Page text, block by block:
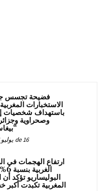
فضيحة تجسس
الاستخبارات
باستهداف شخصيات
وصحراوية
16 de يوليو de 2026
ارتفاع الهجمات في
البوليساريو تؤكد
المغربية تكبدت أكبر